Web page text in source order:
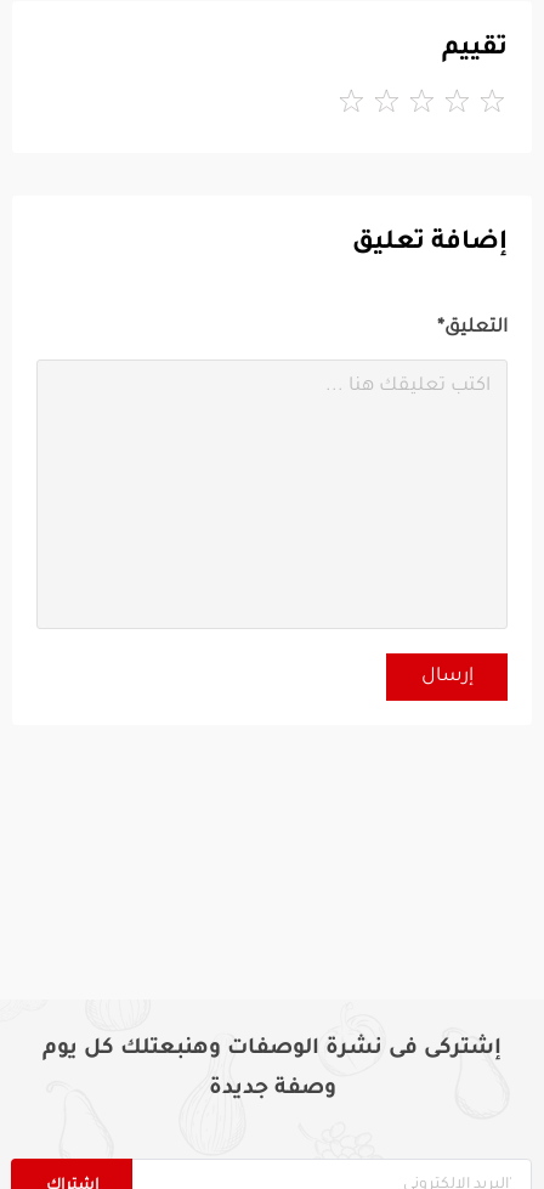
تقييم
إضافة تعليق
التعليق*
إشتركى فى نشرة الوصفات وهنبعتلك كل يوم
وصفة جديدة